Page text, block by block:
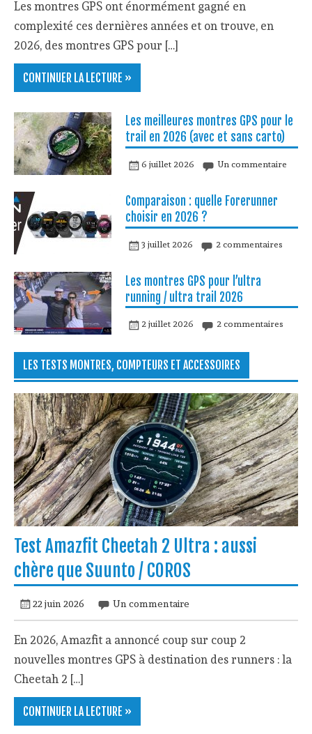
Les montres GPS ont énormément gagné en
complexité ces dernières années et on trouve, en
2026, des montres GPS pour […]
CONTINUER LA LECTURE »
Les meilleures montres GPS pour le
trail en 2026 (avec et sans carto)
6 juillet 2026 Un commentaire
Comparaison : quelle Forerunner
choisir en 2026 ?
3 juillet 2026 2 commentaires
Les montres GPS pour l’ultra
running / ultra trail 2026
2 juillet 2026 2 commentaires
LES TESTS MONTRES, COMPTEURS ET ACCESSOIRES
Test Amazfit Cheetah 2 Ultra : aussi
chère que Suunto / COROS
22 juin 2026 Un commentaire
En 2026, Amazfit a annoncé coup sur coup 2
nouvelles montres GPS à destination des runners : la
Cheetah 2 […]
CONTINUER LA LECTURE »